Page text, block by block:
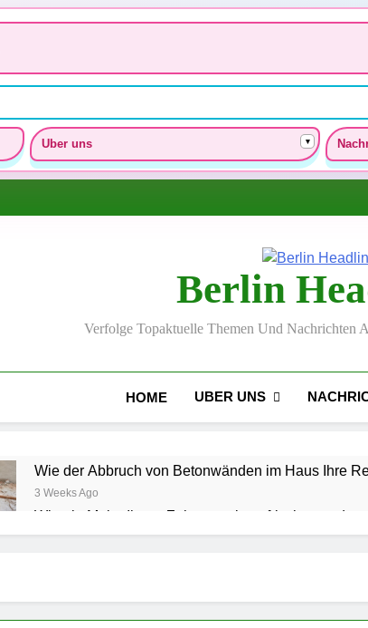
Uber uns ▾
Berlin
Verfolge Topaktuelle Themen Und Nachrichten
HOME UBER UNS
Wie der Abbruch von Betonwänden im Haus Ihre
3 Weeks Ago
Wie ein Maler Ihrem Zuhause einen frischen und
2 Months Ago
Aufstelldach nachrüsten: Mehr Raum, mehr Freiheit